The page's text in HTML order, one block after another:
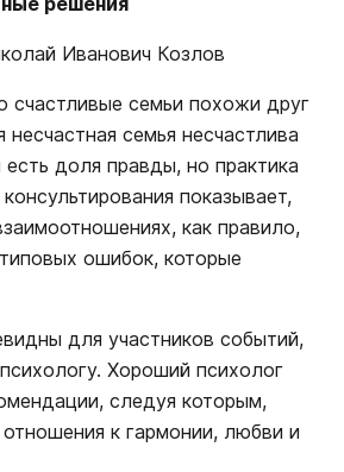
Иванович Козлов
счастливые семьи похожи друг
семья несчастлива
доля правды, но практика
показывает,
как правило,
ошибок, которые
для участников событий,
Хороший психолог
следуя которым,
к гармонии, любви и